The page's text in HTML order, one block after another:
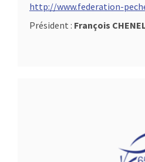
http://www.federation-
Président : François